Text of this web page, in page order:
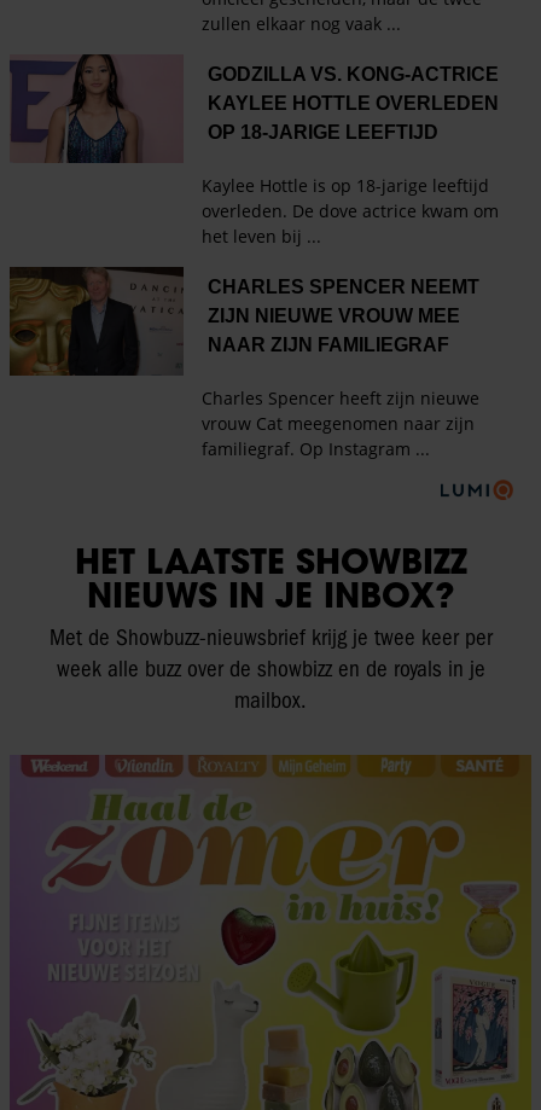
HET LAATSTE SHOWBIZZ
NIEUWS IN JE INBOX?
Met de Showbuzz-nieuwsbrief krijg je twee keer per
week alle buzz over de showbizz en de royals in je
mailbox.